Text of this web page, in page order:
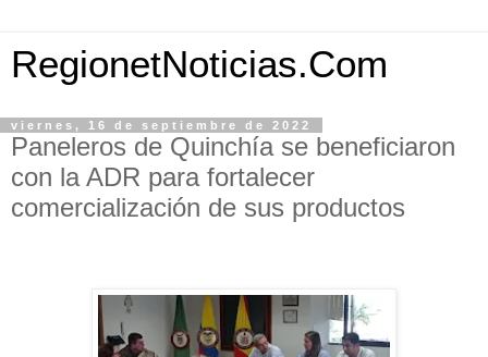
RegionetNoticias.Com
viernes, 16 de septiembre de 2022
Paneleros de Quinchía se beneficiaron
con la ADR para fortalecer
comercialización de sus productos